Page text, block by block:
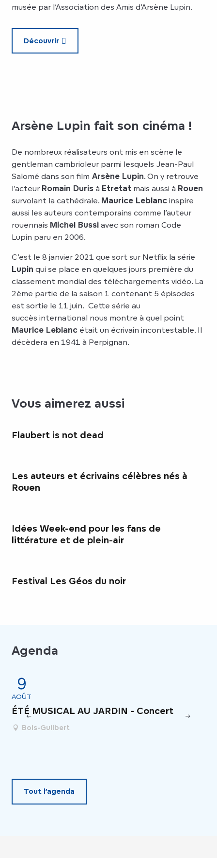
musée par l’Association des Amis d’Arsène Lupin.
Découvrir
Arsène Lupin fait son cinéma !
De nombreux réalisateurs ont mis en scène le
gentleman cambrioleur parmi lesquels Jean-Paul
Salomé dans son film Arsène Lupin. On y retrouve
l’acteur Romain Duris à Etretat mais aussi à Rouen
survolant la cathédrale. Maurice Leblanc inspire
aussi les auteurs contemporains comme l’auteur
rouennais Michel Bussi avec son roman Code
Lupin paru en 2006.
C’est le 8 janvier 2021 que sort sur Netflix la série
Lupin qui se place en quelques jours première du
classement mondial des téléchargements vidéo. La
2ème partie de la saison 1 contenant 5 épisodes
est sortie le 11 juin. Cette série au
succès international nous montre à quel point
Maurice Leblanc était un écrivain incontestable. Il
décèdera en 1941 à Perpignan.
Vous aimerez aussi
Flaubert is not dead
Les auteurs et écrivains célèbres nés à
Rouen
Idées Week-end pour les fans de
littérature et de plein-air
Festival Les Géos du noir
Agenda
9
AOÛT
ÉTÉ MUSICAL AU JARDIN - Concert
Bois-Guilbert
Tout l’agenda